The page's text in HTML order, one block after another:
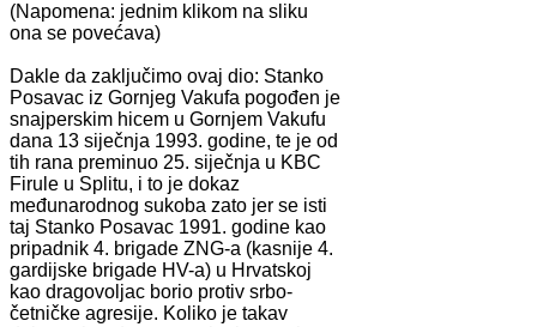
(Napomena: jednim klikom na sliku
ona se povećava)
Dakle da zaključimo ovaj dio: Stanko
Posavac iz Gornjeg Vakufa pogođen je
snajperskim hicem u Gornjem Vakufu
dana 13 siječnja 1993. godine, te je od
tih rana preminuo 25. siječnja u KBC
Firule u Splitu, i to je dokaz
međunarodnog sukoba zato jer se isti
taj Stanko Posavac 1991. godine kao
pripadnik 4. brigade ZNG-a (kasnije 4.
gardijske brigade HV-a) u Hrvatskoj
kao dragovoljac borio protiv srbo-
četničke agresije. Koliko je takav